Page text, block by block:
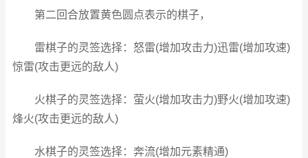
第二回合放置黄色圆点表示的棋子，
雷棋子的灵签选择：怒雷(增加攻击力)迅雷(增加攻速)
惊雷(攻击更远的敌人)
火棋子的灵签选择：萤火(增加攻击力)野火(增加攻速)
烽火(攻击更远的敌人)
水棋子的灵签选择：奔流(增加元素精通)